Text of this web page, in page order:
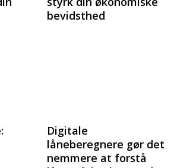
bevidsthed
Digitale
låneberegnere gør det
nemmere at forstå